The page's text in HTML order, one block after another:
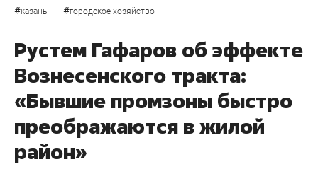
#казань #городское хозяйство
Рустем Гафаров об эффекте
Вознесенского тракта:
«Бывшие промзоны быстро
преображаются в жилой
район»